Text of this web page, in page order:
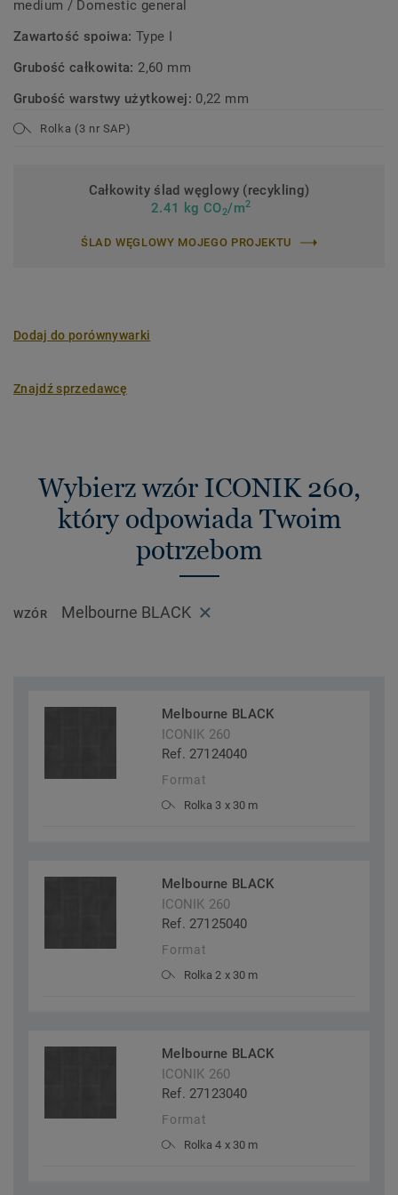
medium / Domestic general
Zawartość spoiwa: Type I
Grubość całkowita: 2,60 mm
Grubość warstwy użytkowej: 0,22 mm
Rolka (3 nr SAP)
Całkowity ślad węglowy (recykling)
2.41 kg CO2/m2
ŚLAD WĘGLOWY MOJEGO PROJEKTU
Dodaj do porównywarki
Znajdź sprzedawcę
Wybierz wzór ICONIK 260,
który odpowiada Twoim
potrzebom
WZÓR Melbourne BLACK
Melbourne BLACK
ICONIK 260
Ref. 27124040
Format
Rolka 3 x 30 m
Melbourne BLACK
ICONIK 260
Ref. 27125040
Format
Rolka 2 x 30 m
Melbourne BLACK
ICONIK 260
Ref. 27123040
Format
Rolka 4 x 30 m